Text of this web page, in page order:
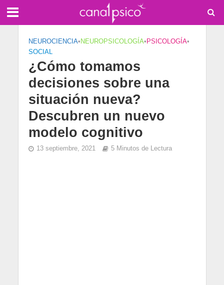
NEUROCIENCIA• NEUROPSICOLOGÍA• PSICOLOGÍA•
SOCIAL
¿Cómo tomamos
decisiones sobre una
situación nueva?
Descubren un nuevo
modelo cognitivo
13 septiembre, 2021 5 Minutos de Lectura